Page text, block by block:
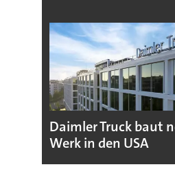
Daimler Truck baut
Werk in den USA